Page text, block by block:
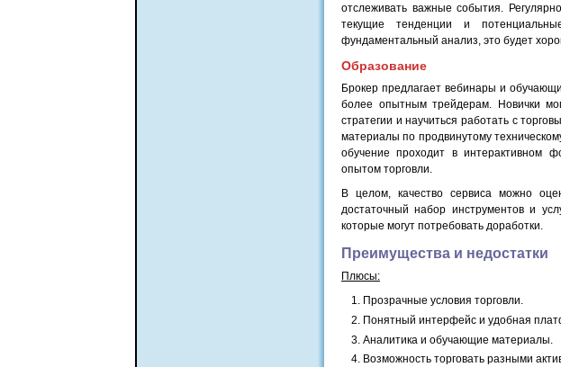
отслеживать важные события.
текущие тенденции и
фундаментальный анализ, это будет
Образование
Брокер предлагает вебинары и
более опытным трейдерам. Новички
стратегии и научиться работать с
материалы по продвинутому
обучение проходит в интерактивном
опытом торговли.
В целом, качество сервиса можно
достаточный набор инструментов и
которые могут потребовать доработки.
Преимущества и недостатки
Плюсы:
Прозрачные условия торговли.
Понятный интерфейс и удобная
Аналитика и обучающие материалы.
Возможность торговать разными